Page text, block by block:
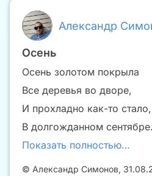
Александр
Осень
Осень золотом покрыла
Все деревья во дворе,
И прохладно как-то стало,
В долгожданном сентябре.
Показать полностью…
© Александр Симонов,